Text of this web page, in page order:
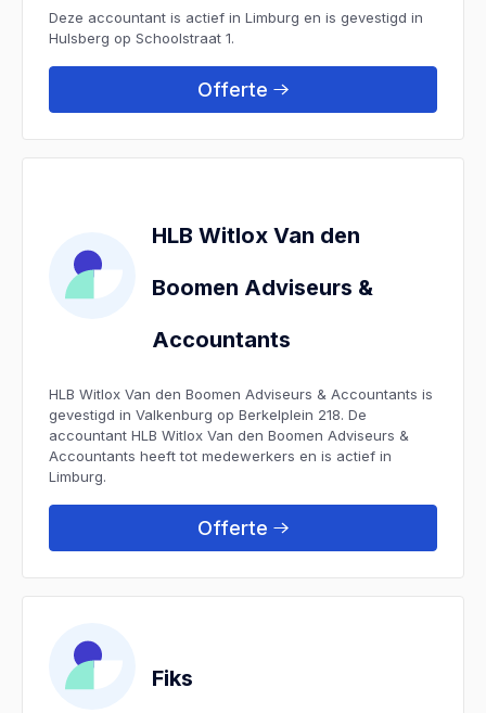
Deze accountant is actief in Limburg en is gevestigd in
Hulsberg op Schoolstraat 1.
Offerte
HLB Witlox Van den
Boomen Adviseurs &
Accountants
HLB Witlox Van den Boomen Adviseurs & Accountants is
gevestigd in Valkenburg op Berkelplein 218. De
accountant HLB Witlox Van den Boomen Adviseurs &
Accountants heeft tot medewerkers en is actief in
Limburg.
Offerte
Fiks